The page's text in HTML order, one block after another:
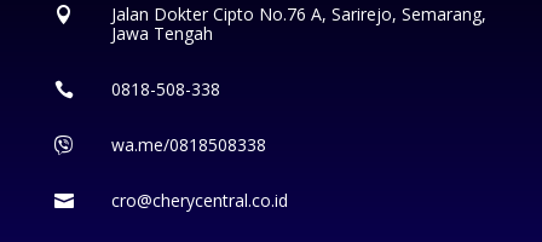

Jalan Dokter Cipto No.76 A, Sarirejo, Semarang,
Jawa Tengah
 0818-508-338
 wa.me/0818508338
 cro@cherycentral.co.id